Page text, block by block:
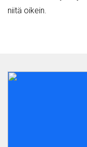
niitä oikein.